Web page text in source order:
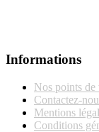
Informations
Nos points de
Contactez-
Mentions
Conditions